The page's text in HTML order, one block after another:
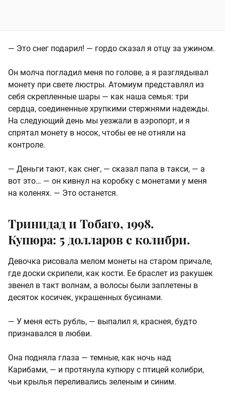
— Это снег подарил! — гордо сказал я отцу за ужином.
Он молча погладил меня по голове, а я разглядывал
монету при свете люстры. Атомиум представлял из
себя скрепленные шары — как наша семья: три
сердца, соединенные хрупкими стержнями надежды.
На следующий день мы уезжали в аэропорт, и я
спрятал монету в носок, чтобы ее не отняли на
контроле.
— Деньги тают, как снег, — сказал папа в такси, — а
вот это… — он кивнул на коробку с монетами у меня
на коленях. — Это останется.
Тринидад и Тобаго, 1998.
Купюра: 5 долларов с колибри.
Девочка рисовала мелом монеты на старом причале,
где доски скрипели, как кости. Ее браслет из ракушек
звенел в такт волнам, а волосы были заплетены в
десяток косичек, украшенных бусинами.
— У меня есть рубль, — выпалил я, краснея, будто
признавался в любви.
Она подняла глаза — темные, как ночь над
Карибами, — и протянула купюру с птицей колибри,
чьи крылья переливались зеленым и синим.